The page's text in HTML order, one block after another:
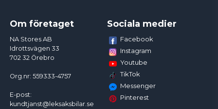
Om företaget
NA Stores AB
Idrottsvägen 33
702 32 Örebro
Org.nr: 559333-4757
E-post:
kundtjanst@leksaksbilar.se
Sociala medier
Facebook
Instagram
Youtube
TikTok
Messenger
Pinterest